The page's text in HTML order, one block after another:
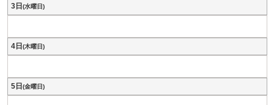
3日 (水曜日)
4日 (木曜日)
5日 (金曜日)